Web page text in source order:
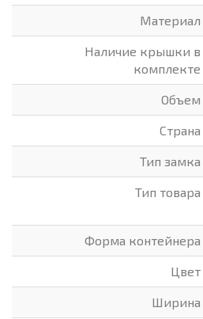
Материал
Наличие крышки в
комплекте
Объем
Страна
Тип замка
Тип товара
Форма контейнера
Цвет
Ширина